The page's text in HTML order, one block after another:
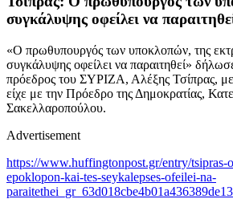
συγκάλυψης οφείλει να
«Ο πρωθυπουργός των υποκλοπών, της
συγκάλυψης οφείλει να παραιτηθεί»
πρόεδρος του ΣΥΡΙΖΑ, Αλέξης Τσίπρας,
είχε με την Πρόεδρο της Δημοκρατίας,
Σακελλαροπούλου.
Advertisement
https://www.huffingtonpost.gr/entry/tsipras-
epoklopon-kai-tes-seykalepses-ofeilei-na-
paraitethei_gr_63d018cbe4b01a436389de13